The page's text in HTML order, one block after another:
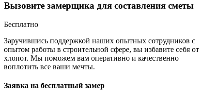
Вызовите замерщика для составления сметы
Бесплатно
Заручившись поддержкой наших опытных сотрудников с
опытом работы в строительной сфере, вы избавите себя от
хлопот. Мы поможем вам оперативно и качественно
воплотить все ваши мечты.
Заявка на бесплатный замер